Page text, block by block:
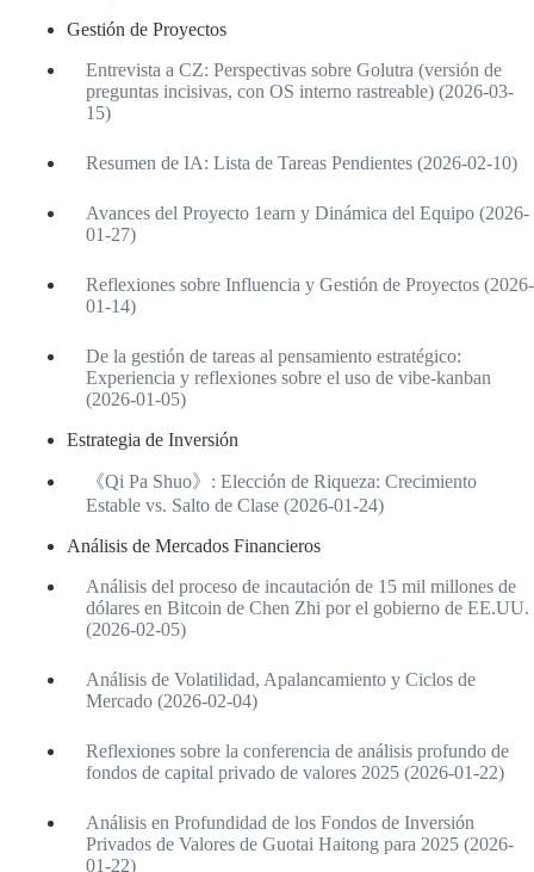
Gestión de Proyectos
Entrevista a CZ: Perspectivas sobre Golutra (versión de
preguntas incisivas, con OS interno rastreable) (2026-03-
15)
Resumen de IA: Lista de Tareas Pendientes (2026-02-10)
Avances del Proyecto 1earn y Dinámica del Equipo (2026-
01-27)
Reflexiones sobre Influencia y Gestión de Proyectos (2026-
01-14)
De la gestión de tareas al pensamiento estratégico:
Experiencia y reflexiones sobre el uso de vibe-kanban
(2026-01-05)
Estrategia de Inversión
《Qi Pa Shuo》: Elección de Riqueza: Crecimiento
Estable vs. Salto de Clase (2026-01-24)
Análisis de Mercados Financieros
Análisis del proceso de incautación de 15 mil millones de
dólares en Bitcoin de Chen Zhi por el gobierno de EE.UU.
(2026-02-05)
Análisis de Volatilidad, Apalancamiento y Ciclos de
Mercado (2026-02-04)
Reflexiones sobre la conferencia de análisis profundo de
fondos de capital privado de valores 2025 (2026-01-22)
Análisis en Profundidad de los Fondos de Inversión
Privados de Valores de Guotai Haitong para 2025 (2026-
01-22)